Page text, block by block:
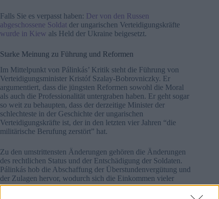
Falls Sie es verpasst haben: Der von den Russen
abgeschossene Soldat der ungarischen Verteidigungskräfte
wurde in Kiew als Held der Ukraine beigesetzt.
Starke Meinung zu Führung und Reformen
Im Mittelpunkt von Pálinkás’ Kritik steht die Führung von
Verteidigungsminister Kristóf Szalay-Bobrovniczky. Er
argumentiert, dass die jüngsten Reformen sowohl die Moral
als auch die Professionalität untergraben haben. Er geht sogar
so weit zu behaupten, dass der derzeitige Minister der
schlechteste in der Geschichte der ungarischen
Verteidigungskräfte ist, der in den letzten vier Jahren “die
militärische Berufung zerstört” hat.
Zu den umstrittensten Änderungen gehören die Änderungen
des rechtlichen Status und der Entschädigung der Soldaten.
Pálinkás hob die Abschaffung der Überstundenvergütung und
der Zulagen hervor, wodurch sich die Einkommen vieler
Soldaten erheblich verringert haben. Darüber hinaus haben